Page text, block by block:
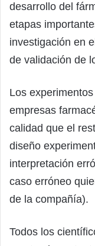
desarrollo del
etapas
investigación en
de validación de
Los
empresas
calidad que el
diseño
interpretación
caso erróneo
de la compañía).
Todos los